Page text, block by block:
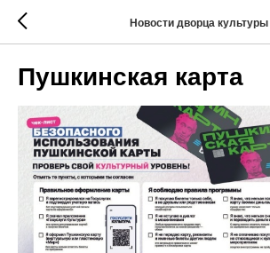
Новости дворца культуры
Пушкинская карта